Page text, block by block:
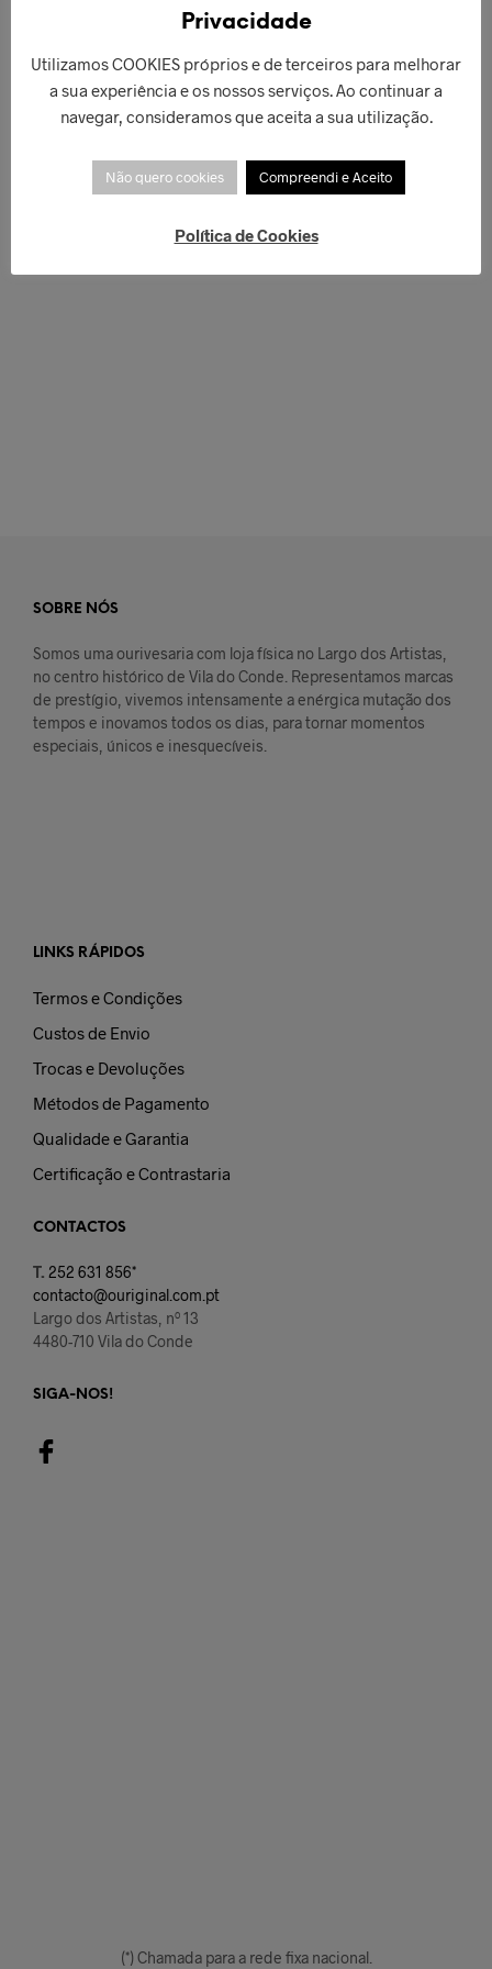
SOBRE NÓS
Somos uma ourivesaria com loja física no Largo dos Artistas,
no centro histórico de Vila do Conde. Representamos marcas
de prestígio, vivemos intensamente a enérgica mutação dos
tempos e inovamos todos os dias, para tornar momentos
especiais, únicos e inesquecíveis.
LINKS RÁPIDOS
Termos e Condições
Custos de Envio
Trocas e Devoluções
Métodos de Pagamento
Qualidade e Garantia
Certificação e Contrastaria
CONTACTOS
T. 252 631 856*
contacto@ouriginal.com.pt
Largo dos Artistas, nº 13
4480-710 Vila do Conde
SIGA-NOS!
(*) Chamada para a rede fixa nacional.
Privacidade
Utilizamos COOKIES próprios e de terceiros para melhorar
a sua experiência e os nossos serviços. Ao continuar a
navegar, consideramos que aceita a sua utilização.
Não quero cookies Compreendi e Aceito
Política de Cookies